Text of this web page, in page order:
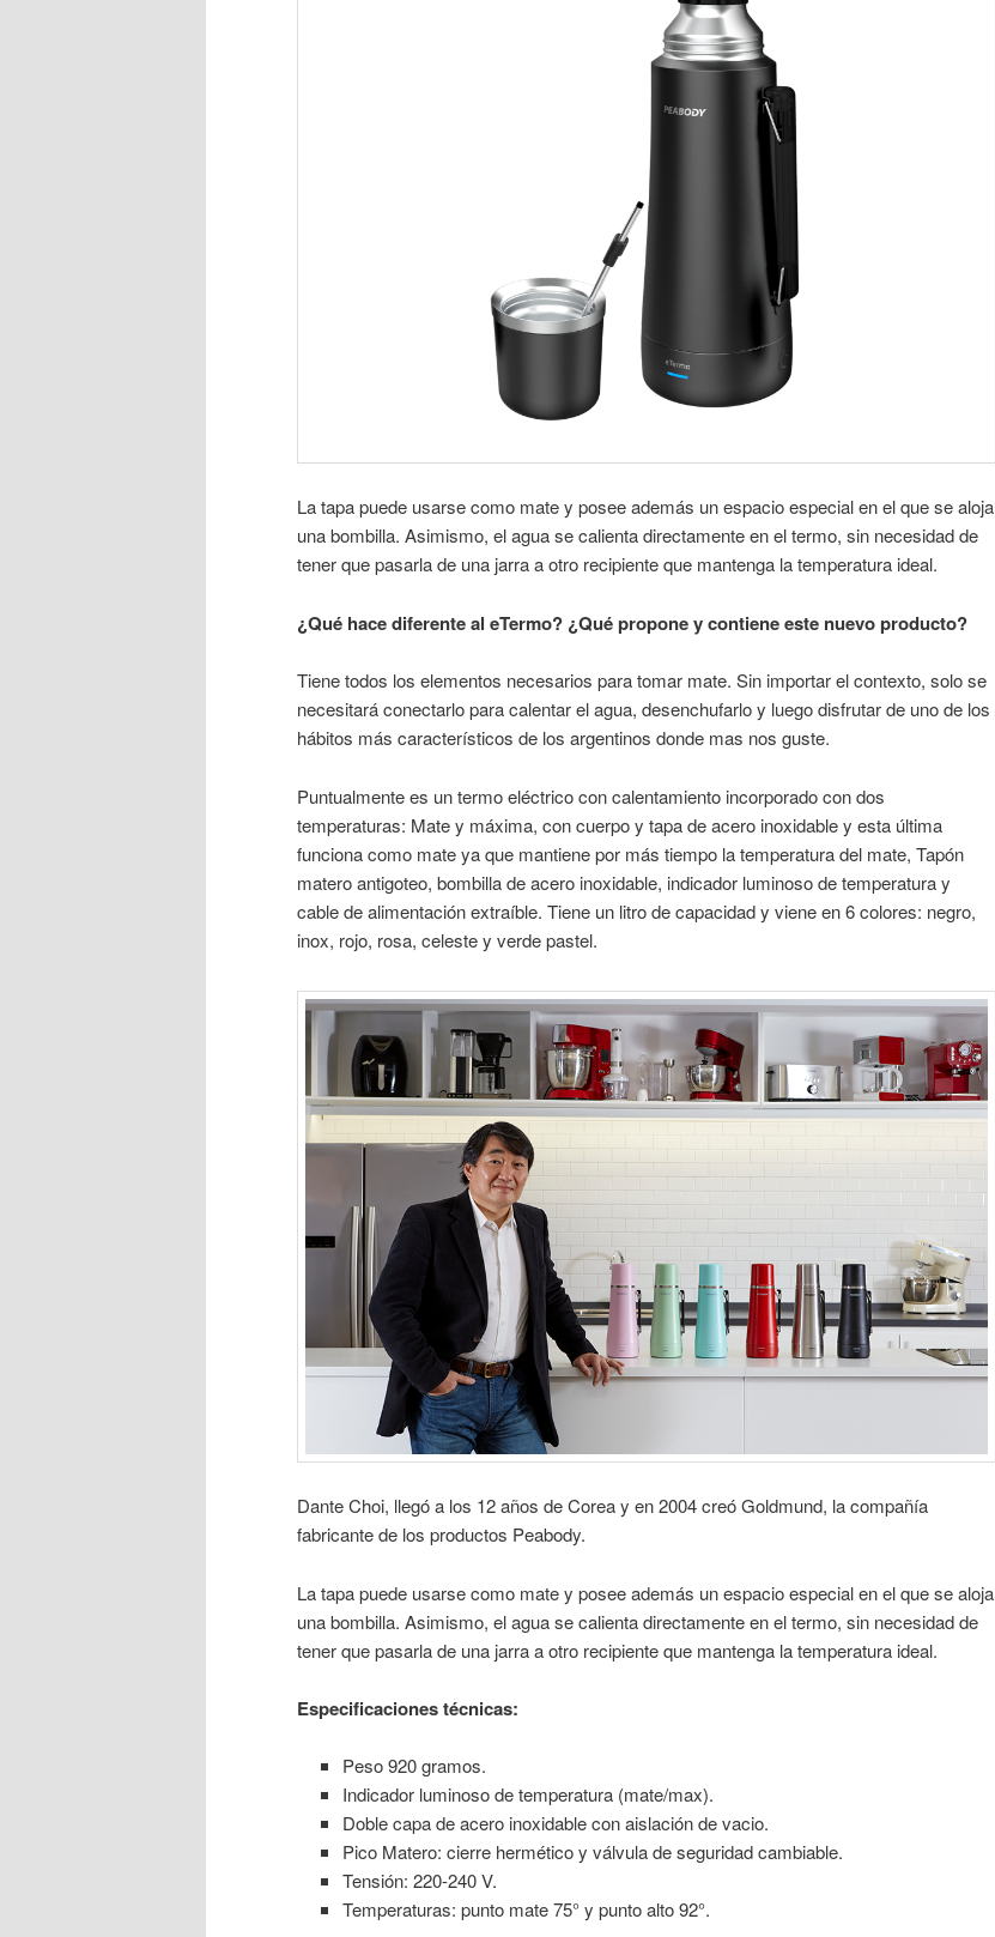
La tapa puede usarse como mate y posee además un espacio especial en el que se aloja
una bombilla. Asimismo, el agua se calienta directamente en el termo, sin necesidad de
tener que pasarla de una jarra a otro recipiente que mantenga la temperatura ideal.
¿Qué hace diferente al eTermo? ¿Qué propone y contiene este nuevo producto?
Tiene todos los elementos necesarios para tomar mate. Sin importar el contexto, solo se
necesitará conectarlo para calentar el agua, desenchufarlo y luego disfrutar de uno de los
hábitos más característicos de los argentinos donde mas nos guste.
Puntualmente es un termo eléctrico con calentamiento incorporado con dos
temperaturas: Mate y máxima, con cuerpo y tapa de acero inoxidable y esta última
funciona como mate ya que mantiene por más tiempo la temperatura del mate, Tapón
matero antigoteo, bombilla de acero inoxidable, indicador luminoso de temperatura y
cable de alimentación extraíble. Tiene un litro de capacidad y viene en 6 colores: negro,
inox, rojo, rosa, celeste y verde pastel.
Dante Choi, llegó a los 12 años de Corea y en 2004 creó Goldmund, la compañía
fabricante de los productos Peabody.
La tapa puede usarse como mate y posee además un espacio especial en el que se aloja
una bombilla. Asimismo, el agua se calienta directamente en el termo, sin necesidad de
tener que pasarla de una jarra a otro recipiente que mantenga la temperatura ideal.
Especificaciones técnicas:
Peso 920 gramos.
Indicador luminoso de temperatura (mate/max).
Doble capa de acero inoxidable con aislación de vacio.
Pico Matero: cierre hermético y válvula de seguridad cambiable.
Tensión: 220-240 V.
Temperaturas: punto mate 75° y punto alto 92°.